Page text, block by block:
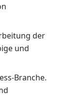
der
und
Branche.